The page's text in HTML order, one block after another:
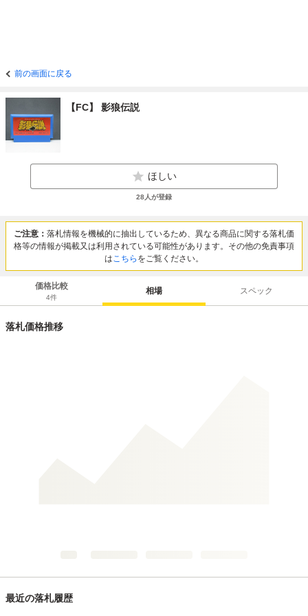
前の画面に戻る
【FC】 影狼伝説
ほしい
28人が登録
ご注意： 落札情報を機械的に抽出しているため、異なる商品に関する落札価
格等の情報が掲載又は利用されている可能性があります。その他の免責事項
はこちら をご覧ください。
価格比較
4件
相場 スペック
落札価格推移
最近の落札履歴